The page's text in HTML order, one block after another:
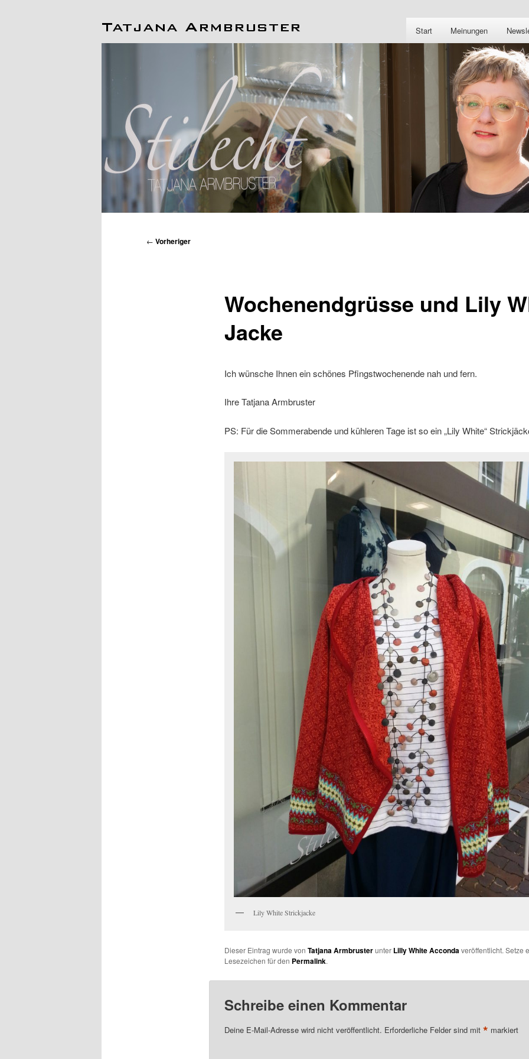
Hauptmenü Start Meinungen
Beitragsnavigation
← Vorheriger
Wochenendgrüsse und Lily
Jacke
Ich wünsche Ihnen ein schönes Pfingstwochenende nah und fern.
Ihre Tatjana Armbruster
PS: Für die Sommerabende und kühleren Tage ist so ein „Lily White“
Lily White Strickjacke
Dieser Eintrag wurde von Tatjana Armbrusterunter Lilly White Accondaveröffentlicht. Setze
Lesezeichen für den Permalink.
Schreibe einen Kommentar
Deine E-Mail-Adresse wird nicht veröffentlicht. Erforderliche Felder sind mit * markiert